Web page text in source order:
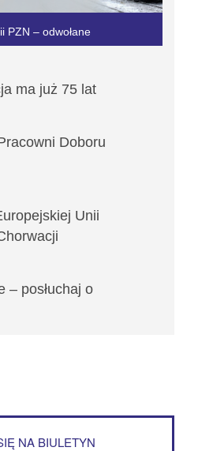
PZN – odwołane
ma już 75 lat
Doboru
Unii
– posłuchaj o
NA BIULETYN